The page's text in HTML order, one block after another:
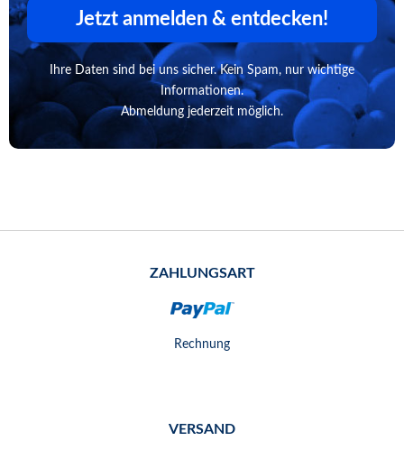
Jetzt anmelden & entdecken!
Ihre Daten sind bei uns sicher. Kein Spam, nur wichtige
Informationen.
Abmeldung jederzeit möglich.
ZAHLUNGSART
Rechnung
VERSAND